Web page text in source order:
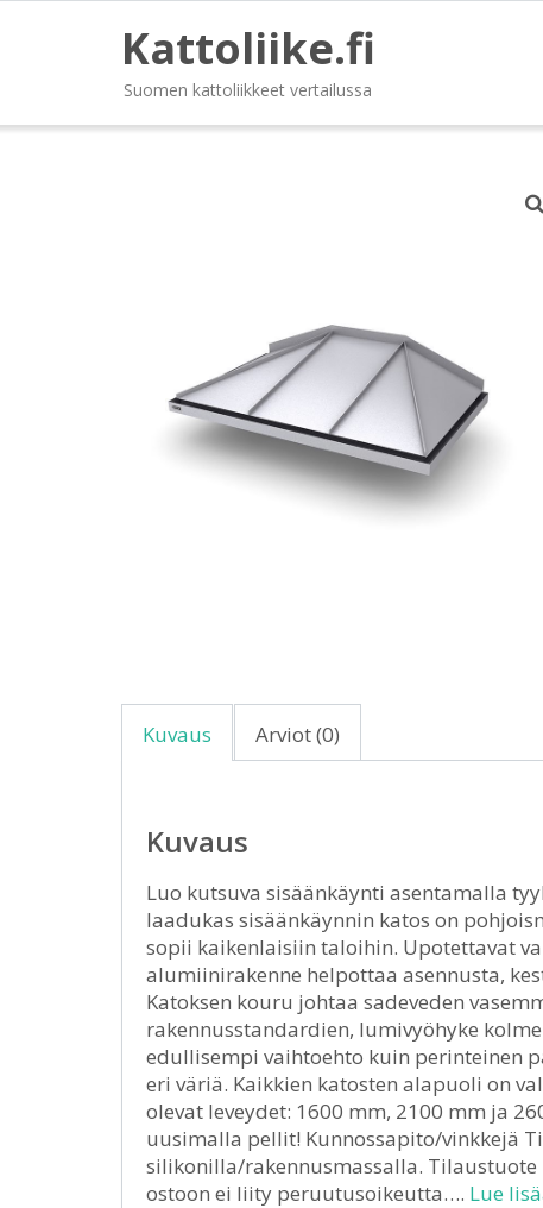
Kattoliike.fi
Suomen kattoliikkeet vertailussa
Kuvaus Arviot (0)
Kuvaus
Luo kutsuva sisäänkäynti asentamalla
laadukas sisäänkäynnin katos on
sopii kaikenlaisiin taloihin. Upotettavat
alumiinirakenne helpottaa asennusta,
Katoksen kouru johtaa sadeveden
rakennusstandardien, lumivyöhyke
edullisempi vaihtoehto kuin perinteinen
eri väriä. Kaikkien katosten alapuoli on
olevat leveydet: 1600 mm, 2100 mm ja
uusimalla pellit! Kunnossapito/vinkkejä
silikonilla/rakennusmassalla.
ostoon ei liity peruutusoikeutta…. Lue